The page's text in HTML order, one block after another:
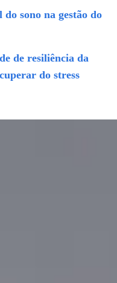
do sono na gestão do
de resiliência da
do stress